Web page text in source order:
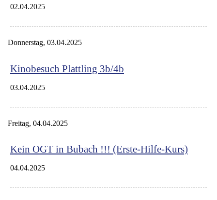
02.04.2025
Donnerstag, 03.04.2025
Kinobesuch Plattling 3b/4b
03.04.2025
Freitag, 04.04.2025
Kein OGT in Bubach !!! (Erste-Hilfe-Kurs)
04.04.2025